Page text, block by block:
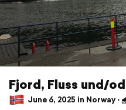
Fjord, Fluss und/
June 6, 2025 in Norway ⋅